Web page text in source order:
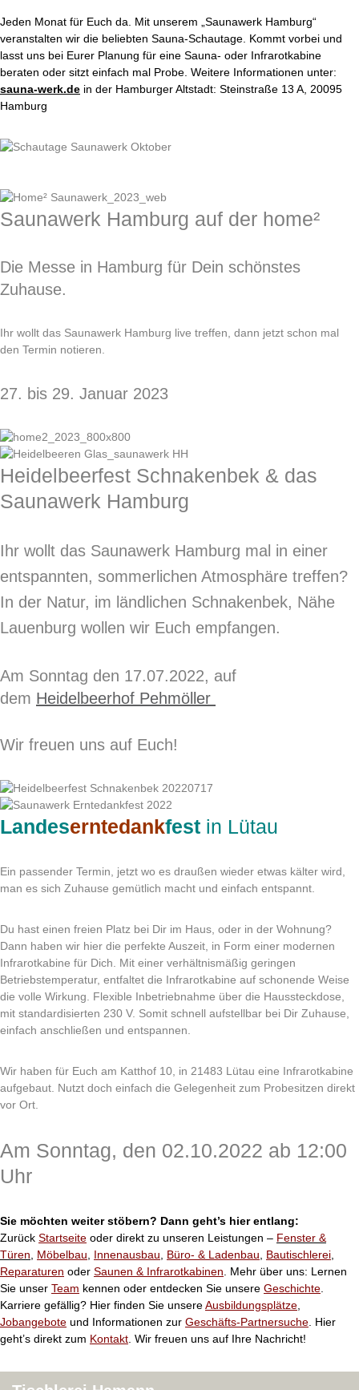
Jeden Monat für Euch da. Mit unserem „Saunawerk Hamburg“
veranstalten wir die beliebten Sauna-Schautage. Kommt vorbei und
lasst uns bei Eurer Planung für eine Sauna- oder Infrarotkabine
beraten oder sitzt einfach mal Probe. Weitere Informationen unter:
sauna-werk.de in der Hamburger Altstadt: Steinstraße 13 A, 20095
Hamburg
Saunawerk Hamburg auf der home²
Die Messe in Hamburg für Dein schönstes
Zuhause.
Ihr wollt das Saunawerk Hamburg live treffen, dann jetzt schon mal
den Termin notieren.
27. bis 29. Januar 2023
Heidelbeerfest Schnakenbek & das
Saunawerk Hamburg
Ihr wollt das Saunawerk Hamburg mal in einer
entspannten, sommerlichen Atmosphäre treffen?
In der Natur, im ländlichen Schnakenbek, Nähe
Lauenburg wollen wir Euch empfangen.
Am Sonntag den 17.07.2022, auf
dem Heidelbeerhof Pehmöller
Wir freuen uns auf Euch!
Landeserntedankfest in Lütau
Ein passender Termin, jetzt wo es draußen wieder etwas kälter wird,
man es sich Zuhause gemütlich macht und einfach entspannt.
Du hast einen freien Platz bei Dir im Haus, oder in der Wohnung?
Dann haben wir hier die perfekte Auszeit, in Form einer modernen
Infrarotkabine für Dich. Mit einer verhältnismäßig geringen
Betriebstemperatur, entfaltet die Infrarotkabine auf schonende Weise
die volle Wirkung. Flexible Inbetriebnahme über die Haussteckdose,
mit standardisierten 230 V. Somit schnell aufstellbar bei Dir Zuhause,
einfach anschließen und entspannen.
Wir haben für Euch am Katthof 10, in 21483 Lütau eine Infrarotkabine
aufgebaut. Nutzt doch einfach die Gelegenheit zum Probesitzen direkt
vor Ort.
Am Sonntag, den 02.10.2022 ab 12:00
Uhr
Sie möchten weiter stöbern? Dann geht’s hier entlang:
Zurück Startseite oder direkt zu unseren Leistungen – Fenster &
Türen
Möbelbau Innenausbau Büro- & Ladenbau Bautischlerei
Reparaturen oder Saunen & Infrarotkabinen . Mehr über uns: Lernen
Sie unser Team kennen oder entdecken Sie unsere Geschichte
Karriere gefällig? Hier finden Sie unsereAusbildungsplätze
Jobangebote und Informationen zur Geschäfts-Partnersuche . Hier
geht’s direkt zum Kontakt . Wir freuen uns auf Ihre Nachricht!